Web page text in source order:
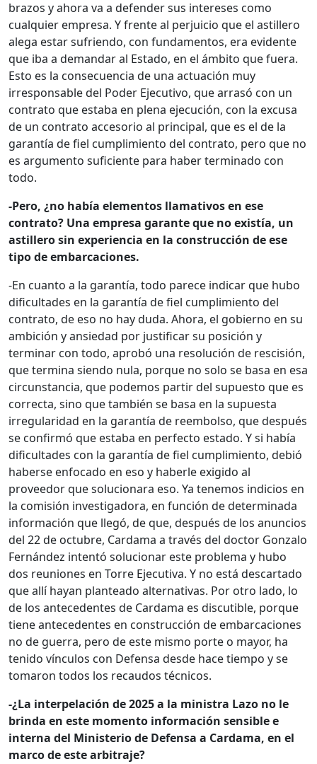
brazos y ahora va a defender sus intereses como
cualquier empresa. Y frente al perjuicio que el astillero
alega estar sufriendo, con fundamentos, era evidente
que iba a demandar al Estado, en el ámbito que fuera.
Esto es la consecuencia de una actuación muy
irresponsable del Poder Ejecutivo, que arrasó con un
contrato que estaba en plena ejecución, con la excusa
de un contrato accesorio al principal, que es el de la
garantía de fiel cumplimiento del contrato, pero que no
es argumento suficiente para haber terminado con
todo.
-Pero, ¿no había elementos llamativos en ese
contrato? Una empresa garante que no existía, un
astillero sin experiencia en la construcción de ese
tipo de embarcaciones.
-En cuanto a la garantía, todo parece indicar que hubo
dificultades en la garantía de fiel cumplimiento del
contrato, de eso no hay duda. Ahora, el gobierno en su
ambición y ansiedad por justificar su posición y
terminar con todo, aprobó una resolución de rescisión,
que termina siendo nula, porque no solo se basa en esa
circunstancia, que podemos partir del supuesto que es
correcta, sino que también se basa en la supuesta
irregularidad en la garantía de reembolso, que después
se confirmó que estaba en perfecto estado. Y si había
dificultades con la garantía de fiel cumplimiento, debió
haberse enfocado en eso y haberle exigido al
proveedor que solucionara eso. Ya tenemos indicios en
la comisión investigadora, en función de determinada
información que llegó, de que, después de los anuncios
del 22 de octubre, Cardama a través del doctor Gonzalo
Fernández intentó solucionar este problema y hubo
dos reuniones en Torre Ejecutiva. Y no está descartado
que allí hayan planteado alternativas. Por otro lado, lo
de los antecedentes de Cardama es discutible, porque
tiene antecedentes en construcción de embarcaciones
no de guerra, pero de este mismo porte o mayor, ha
tenido vínculos con Defensa desde hace tiempo y se
tomaron todos los recaudos técnicos.
-¿La interpelación de 2025 a la ministra Lazo no le
brinda en este momento información sensible e
interna del Ministerio de Defensa a Cardama, en el
marco de este arbitraje?